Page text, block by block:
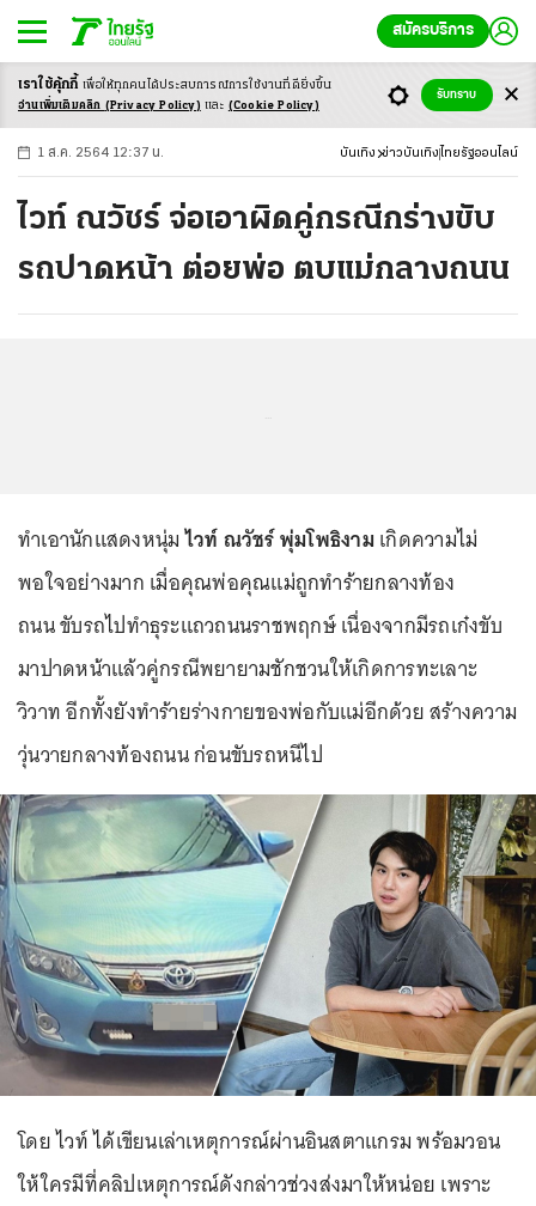
สมัครบริการ
-ก ก ก+
1 ส.ค. 2564 12:37 น. บันเทิง ข่าวบันเทิง ไทยรัฐออนไลน์
ไวท์ ณวัชร์ จ่อเอาผิดคู่กรณีกร่างขับ
รถปาดหน้า ต่อยพ่อ ตบแม่กลางถนน
ทำเอานักแสดงหนุ่มไวท์ ณวัชร์ พุ่มโพธิงาม เกิดความไม่
พอใจอย่างมาก เมื่อคุณพ่อคุณแม่ถูกทำร้ายกลางท้อง
ถนน ขับรถไปทำธุระแถวถนนราชพฤกษ์ เนื่องจากมีรถเก๋งขับ
มาปาดหน้าแล้วคู่กรณีพยายามชักชวนให้เกิดการทะเลาะ
วิวาท อีกทั้งยังทำร้ายร่างกายของพ่อกับแม่อีกด้วย สร้างความ
วุ่นวายกลางท้องถนน ก่อนขับรถหนีไป
โดย ไวท์ ได้เขียนเล่าเหตุการณ์ผ่านอินสตาแกรม พร้อมวอน
ให้ใครมีที่คลิปเหตุการณ์ดังกล่าวช่วงส่งมาให้หน่อย เพราะ
เราใช้คุ้กกี้ เพื่อให้ทุกคนได้ประสบการณ์การใช้งานที่ดียิ่งขึ้น
อ่านเพิ่มเติมคลิก (Privacy Policy) และ (Cookie Policy)
รับทราบ